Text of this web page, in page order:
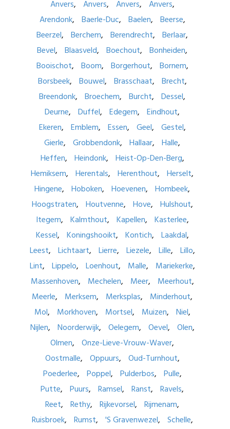
Anvers Anvers Anvers
Anvers
Arendonk
Baerle-Duc Baelen
Beerse
Beerzel
Berchem Berendrecht
Berlaar
Bevel
Blaasveld Boechout
Bonheiden
Booischot
Boom Borgerhout
Bornem
Borsbeek
Bouwel Brasschaat
Brecht
Breendonk
Broechem Burcht
Dessel
Deurne
Duffel Edegem
Eindhout
Ekeren
Emblem Essen Geel
Gestel
Gierle
Grobbendonk Hallaar
Halle
Heffen
Heindonk
Heist-Op-Den-Berg
Hemiksem
Herentals Herenthout
Herselt
Hingene
Hoboken Hoevenen
Hombeek
Hoogstraten
Houtvenne Hove
Hulshout
Itegem
Kalmthout Kapellen
Kasterlee
Kessel
Koningshooikt Kontich
Laakdal
Leest
Lichtaart Lierre Liezele Lille
Lillo
Lint
Lippelo Loenhout Malle
Mariekerke
Massenhoven
Mechelen Meer
Meerhout
Meerle
Merksem Merksplas
Minderhout
Mol
Morkhoven Mortsel Muizen
Niel
Nijlen
Noorderwijk Oelegem Oevel
Olen
Olmen
Onze-Lieve-Vrouw-Waver
Oostmalle
Oppuurs
Oud-Turnhout
Poederlee
Poppel Pulderbos
Pulle
Putte
Puurs Ramsel Ranst
Ravels
Reet
Rethy Rijkevorsel
Rijmenam
Ruisbroek
Rumst 'S Gravenwezel
Schelle